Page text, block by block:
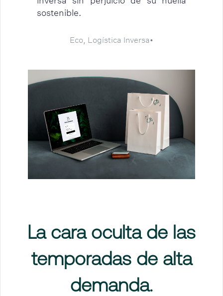
sostenible.
Eco, Logística Inversa•
La cara oculta de las
temporadas de alta
demanda.